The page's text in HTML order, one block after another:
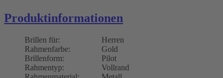
Produktinformationen
Brillen für:
Herren
Rahmenfarbe:
Gold
Brillenform:
Pilot
Rahmentyp:
Vollrand